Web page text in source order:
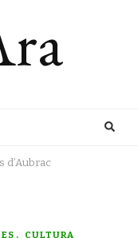
d’Aubrac
CULTURA